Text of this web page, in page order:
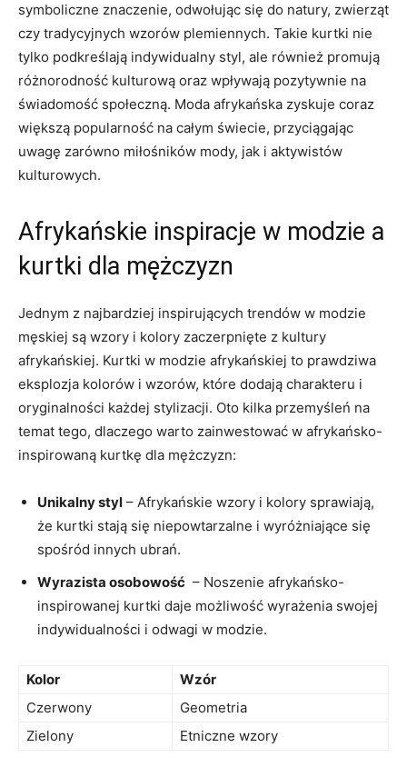
symboliczne znaczenie, odwołując się do natury, zwierząt
czy‍ tradycyjnych wzorów​ plemiennych. Takie kurtki nie
tylko podkreślają indywidualny‍ styl, ale również‍ promują
różnorodność kulturową oraz wpływają pozytywnie na
świadomość ​społeczną. Moda​ afrykańska⁤ zyskuje ​coraz
‌większą popularność ⁤na całym świecie, przyciągając
uwagę‌ zarówno miłośników mody, ​jak ⁣i aktywistów
kulturowych.
Afrykańskie inspiracje w ⁢modzie a
kurtki dla mężczyzn
Jednym z najbardziej inspirujących trendów⁣ w modzie
męskiej są ‌wzory i ⁤kolory zaczerpnięte⁣ z kultury
afrykańskiej. Kurtki w ‌modzie afrykańskiej to prawdziwa
eksplozja kolorów i wzorów, które dodają charakteru i
oryginalności każdej stylizacji. Oto kilka przemyśleń na
temat tego, dlaczego warto zainwestować w afrykańsko-
inspirowaną kurtkę dla mężczyzn:
Unikalny⁣ styl – Afrykańskie wzory i kolory sprawiają,
‍że kurtki stają ⁢się niepowtarzalne i wyróżniające się
‌spośród innych ubrań.
Wyrazista osobowość ⁢ – Noszenie afrykańsko-
inspirowanej kurtki daje ⁢możliwość wyrażenia‍ swojej
indywidualności i odwagi w ​modzie.
Kolor
Wzór
Czerwony
Geometria
Zielony
Etniczne wzory